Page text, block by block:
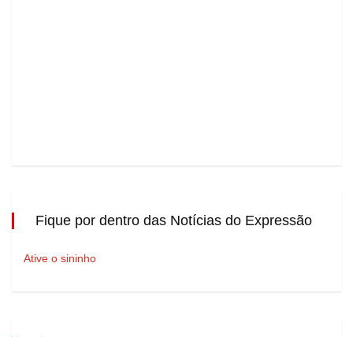
Fique por dentro das Notícias do Expressão
Ative o sininho